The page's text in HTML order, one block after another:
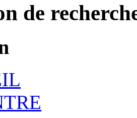
de